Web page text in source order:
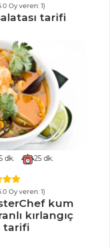
Oy veren: 1)
tarifi
dk. 25dk.
Oy veren: 1)
kum
kırlangıç
tarifi